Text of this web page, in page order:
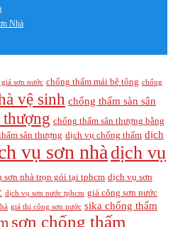
Nhà
giá sơn nước chống thấm mái bê tông chống
vệ sinh chống thấm sàn sân
thượng chống thấm sân thượng bằng
sân thượng dịch vụ chống thấm dịch
vụ sơn nhàdịch vụ
sơn nhà trọn gói tại tphcm dịch vụ sơn
dịch vụ sơn nước tphcm giá công sơn nước
giá thi công sơn nước sika chống thấm
sơn chống thấm